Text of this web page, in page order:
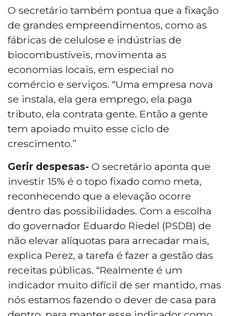
O secretário também pontua que a fixação
de grandes empreendimentos, como as
fábricas de celulose e indústrias de
biocombustíveis, movimenta as
economias locais, em especial no
comércio e serviços. “Uma empresa nova
se instala, ela gera emprego, ela paga
tributo, ela contrata gente. Então a gente
tem apoiado muito esse ciclo de
crescimento.”
Gerir despesas- O secretário aponta que
investir 15% é o topo fixado como meta,
reconhecendo que a elevação ocorre
dentro das possibilidades. Com a escolha
do governador Eduardo Riedel (PSDB) de
não elevar alíquotas para arrecadar mais,
explica Perez, a tarefa é fazer a gestão das
receitas públicas. “Realmente é um
indicador muito difícil de ser mantido, mas
nós estamos fazendo o dever de casa para